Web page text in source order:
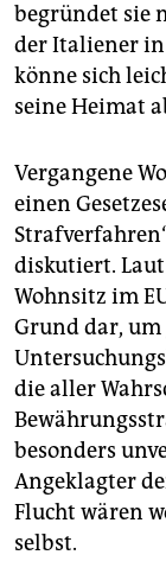
begründet sie
der Italiener
könne sich
seine Heimat
Vergangene
einen
diskutiert.
Wohnsitz im
Grund dar, um
die aller
besonders
Angeklagter
Flucht wären
selbst.